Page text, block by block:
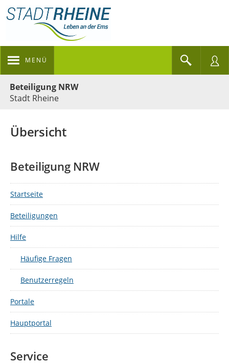
MENÜ
Beteiligung NRW
Stadt Rheine
Übersicht
Beteiligung NRW
Startseite
Beteiligungen
Hilfe
Häufige Fragen
Benutzerregeln
Portale
Hauptportal
Service